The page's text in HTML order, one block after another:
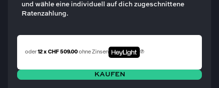
und wähle eine individuell auf dich zugeschnittene
Ratenzahlung.
oder12 x CHF 509.00ohne Zinsen
KAUFEN